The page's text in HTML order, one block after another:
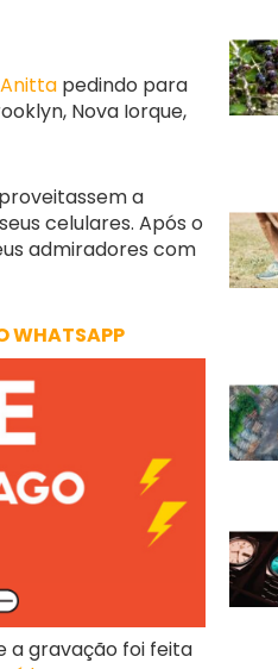
pedindo para
Nova Iorque,
a
celulares. Após o
admiradores com
WHATSAPP
a gravação foi feita